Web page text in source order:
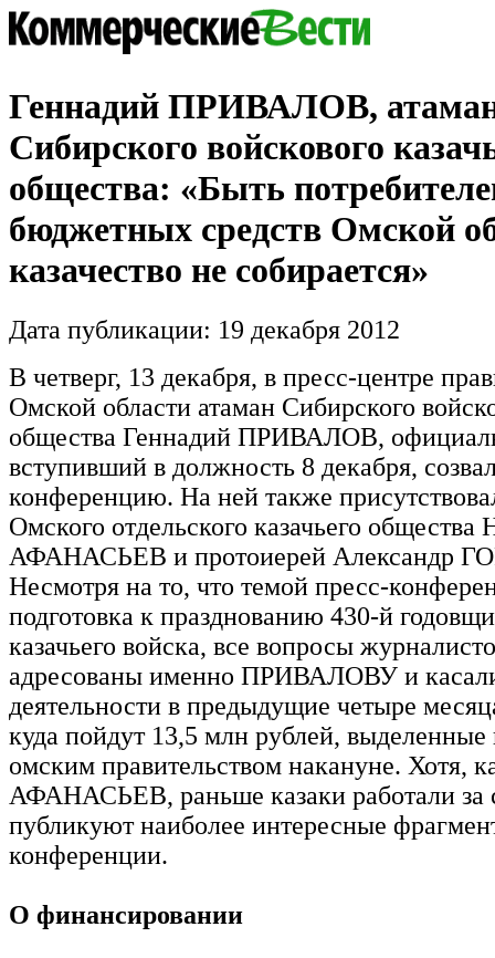
Геннадий ПРИВАЛОВ,
Сибирского войскового
общества: «Быть
бюджетных средств Омской
казачество не собирается»
Дата публикации: 19 декабря 2012
В четверг, 13 декабря, в пресс-центре
Омской области атаман Сибирского
общества Геннадий ПРИВАЛОВ,
вступивший в должность 8 декабря,
конференцию. На ней также
Омского отдельского казачьего общества
АФАНАСЬЕВ и протоиерей Александр
Несмотря на то, что темой пресс-
подготовка к празднованию 430-й
казачьего войска, все вопросы
адресованы именно ПРИВАЛОВУ и
деятельности в предыдущие четыре
куда пойдут 13,5 млн рублей, выделенные
омским правительством накануне. Хотя,
АФАНАСЬЕВ, раньше казаки работали за
публикуют наиболее интересные
конференции.
О финансировании